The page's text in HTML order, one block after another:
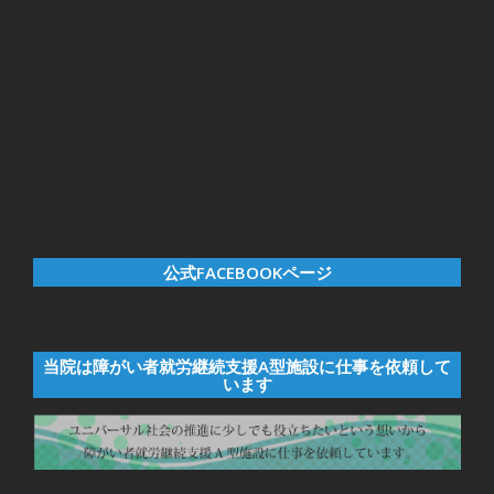
公式FACEBOOKページ
当院は障がい者就労継続支援A型施設に仕事を依頼して
います